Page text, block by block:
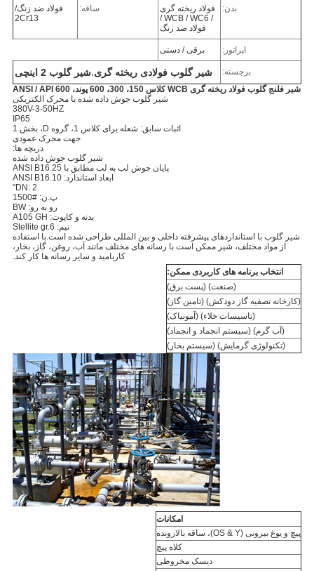
بدن:
فولاد ریخته گری
/ WCB / WC6 /
فولاد ضد زنگ
ساقه:
فولاد ضد زنگ/
2Cr13
اپراتور: برقی / دستی
برجسته: شیر گلوب فولادی ریخته گری،شیر گلوب 2 اینچی
شیر فلنج گلوب فولاد ریخته گری WCB کلاس 150، 300، 600 پوند، ANSI / API 600
شیر گلوب جوش داده شده با محرک الکتریکی
380V-3-50HZ
IP65
اثبات سابق: شعله برای کلاس 1، گروه D، بخش 1
جهت محرک عمودی
دریچه ها:
شیر گلوب جوش داده شده
پایان جوش لب به لب مطابق با ANSI B16.25
ابعاد استاندارد: ANSI B16.10
DN: 2"
پ.ن: #1500
رو به رو: BW
بدنه و کاپوت: A105 GH
تیم: Stellite gr.6
شیر گلوب با استانداردهای پیشرفته داخلی و بین المللی طراحی شده است.با استفاده
از مواد مختلف، شیر ممکن است با رسانه های مختلف مانند آب، روغن، گاز، بخار،
کاربامید و سایر رسانه ها کار کند.
انتخاب برنامه های کاربردی ممکن:
(صنعت) (پست برق)
(کارخانه تصفیه گاز دودکش) (تامین گاز)
(تاسیسات خلاء) (آمونیاک)
(آب گرم) (سیستم انجماد و انجماد)
(تکنولوژی گرمایش) (سیستم بخار)
امکانات
پیچ و یوغ بیرونی (OS & Y)، ساقه بالارونده
کلاه پیچ
دیسک مخروطی